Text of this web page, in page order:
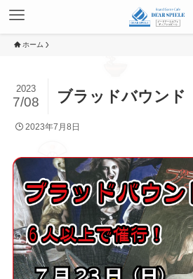
ホーム
ブラッドバウンド
2023
7/08
2023年7月8日